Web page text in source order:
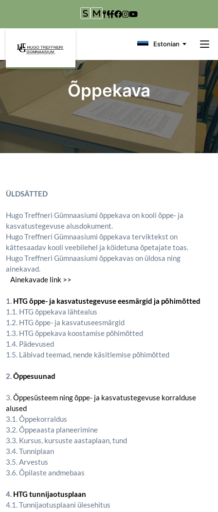
Estonian
Õppekava
ÜLDSÄTTED
Hugo Treffneri Gümnaasiumi õppekava on kooli õppe- ja
kasvatustegevuse alusdokument.
Hugo Treffneri Gümnaasiumi õppekava terviktekst on
kättesaadav kooli veebilehel ja köidetuna õpetajate toas.
Hugo Treffneri Gümnaasiumi õppekavas on üldosa ning
ainekavad.
Ainekavade link >>
1. HTG õppe- ja kasvatustegevuse eesmärgid ja põhimõtted
1.1. HTG õppekava lähtealus
1.2. HTG õppe- ja kasvatuseesmärgid
1.3. HTG õppekava koostamise põhimõtted
1.4. Pädevused
1.5. Läbivad teemad, nende käsitlemise põhimõtted
2.Õppesuunad
3.Õppesüsteem ning õppe- ja kasvatustegevuse korralduse
alused
3.1. Õppekorraldus
3.2. Õppeaasta planeerimine
3.3. Kursus, kursuste aastaplaan, tund
3.4. Tunniplaan
3.5. Arvestus
3.6. Õpilaste andmebaas
4. HTG tunnijaotusplaan
4.1. Tunnijaotusplaani ülesehitus